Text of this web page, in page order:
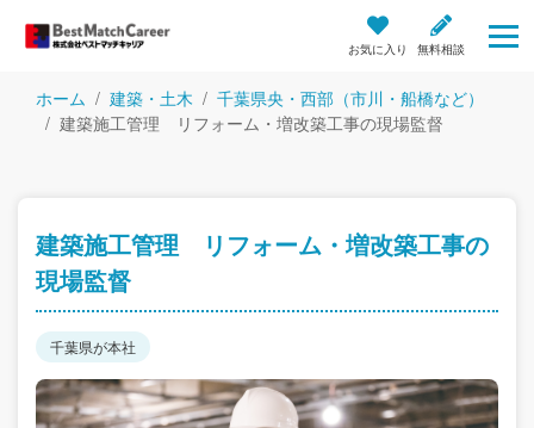
お気に入り 無料相談
ホーム 建築・土木
千葉県央・西部（市川・船橋など）
建築施工管理 リフォーム・増改築工事の現場監督
建築施工管理 リフォーム・増改築工事の
現場監督
千葉県が本社